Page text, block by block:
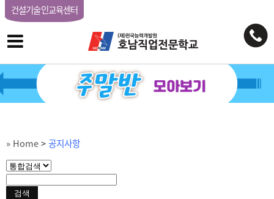
건설기술인교육센터
» Home>공지사항